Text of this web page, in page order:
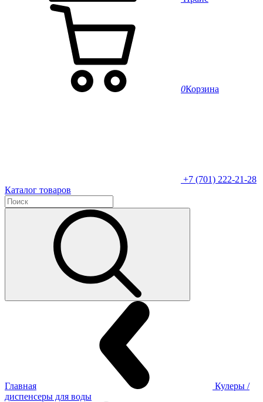
0Корзина
+7 (701) 222-21-28
Каталог товаров
Главная
Кулеры /
диспенсеры для воды